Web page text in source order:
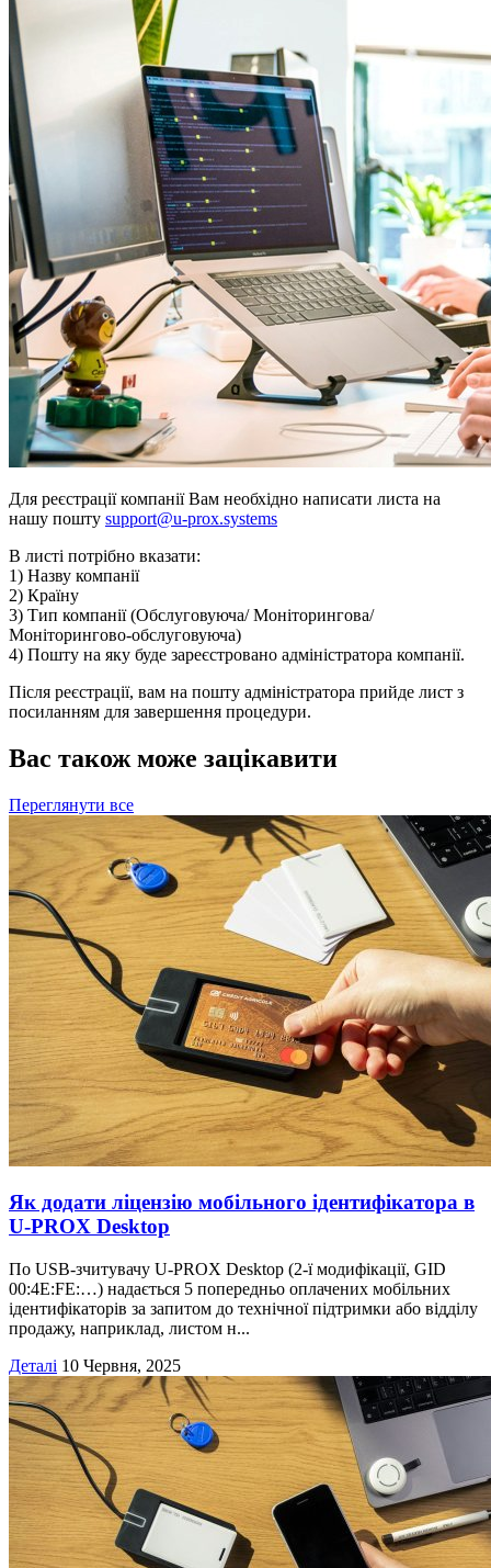
Для реєстрації компанії Вам необхідно написати листа на
нашу пошту support@u-prox.systems
В листі потрібно вказати:
1) Назву компанії
2) Країну
3) Тип компанії (Обслуговуюча/ Моніторингова/
Моніторингово-обслуговуюча)
4) Пошту на яку буде зареєстровано адміністратора компанії.
Після реєстрації, вам на пошту адміністратора прийде лист з
посиланням для завершення процедури.
Вас також може зацікавити
Переглянути все
Як додати ліцензію мобільного ідентифікатора в
U‑PROX Desktop
По USB-зчитувачу U-PROX Desktop (2-ї модифікації, GID
00:4E:FE:…) надається 5 попередньо оплачених мобільних
ідентифікаторів за запитом до технічної підтримки або відділу
продажу, наприклад, листом н...
Деталі 10 Червня, 2025